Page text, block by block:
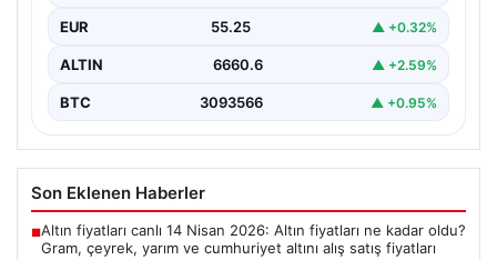
EUR 55.25 ▲ +0.32%
ALTIN 6660.6 ▲ +2.59%
BTC 3093566 ▲ +0.95%
Son Eklenen Haberler
■Altın fiyatları canlı 14 Nisan 2026: Altın fiyatları ne kadar oldu?
Gram, çeyrek, yarım ve cumhuriyet altını alış satış fiyatları